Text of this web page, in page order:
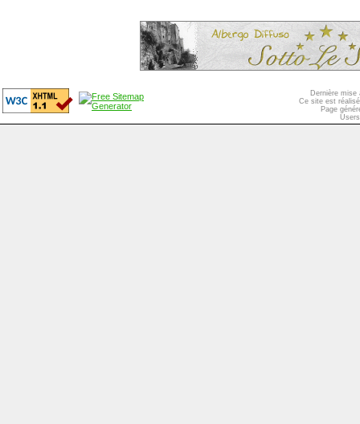
Dernière mise
Ce site est
Page